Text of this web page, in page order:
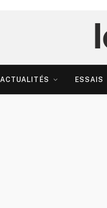
ACTUALITÉS ESSAIS